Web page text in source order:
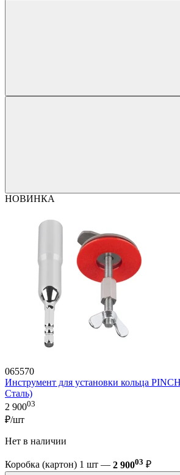
НОВИНКА
065570
Инструмент для установки кольца
Сталь)
2 90003
₽/шт
Нет в наличии
Коробка (картон) 1 шт — 2 90003 ₽